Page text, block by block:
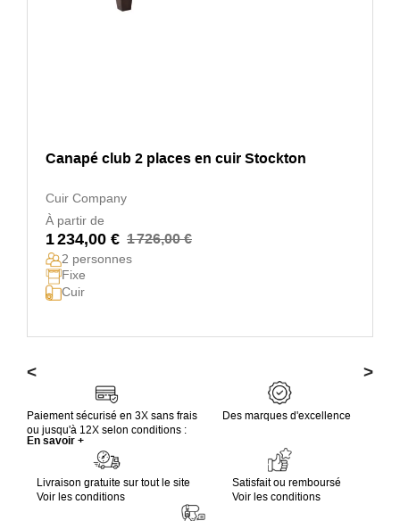
Canapé club 2 places en cuir Stockton
Cuir Company
À partir de
1 234,00 € 1 726,00 €
2 personnes
Fixe
Cuir
< >
Paiement sécurisé en 3X sans frais
ou jusqu'à 12X selon conditions :
En savoir +
Des marques d'excellence
Livraison gratuite sur tout le site
Voir les conditions
Satisfait ou remboursé
Voir les conditions